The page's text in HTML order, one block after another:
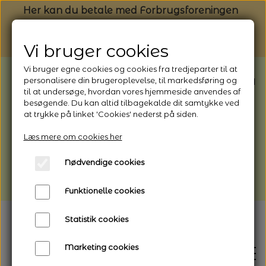
Her kan du betale med Forbrugsforeningen
BEMÆRK: Butikken har ferielukket* fra
1/8 - 9/8 - 2026
*Webshoppen er åben og sender hele
afhentning
Vi gør opmærksom på, at der kan være lidt
længere leveringstid
Vi bruger cookies
Vi bruger egne cookies og cookies fra tredjeparter til at
personalisere din brugeroplevelse, til markedsføring og
til at undersøge, hvordan vores hjemmeside anvendes af
besøgende. Du kan altid tilbagekalde dit samtykke ved
at trykke på linket 'Cookies' nederst på siden.
Læs mere om cookies her
Nødvendige cookies
Funktionelle cookies
Statistik cookies
Marketing cookies